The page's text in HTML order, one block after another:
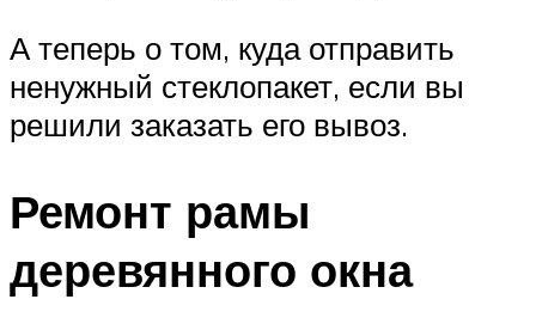
А теперь о том, куда отправить
ненужный стеклопакет, если вы
решили заказать его вывоз.
Ремонт рамы
деревянного окна